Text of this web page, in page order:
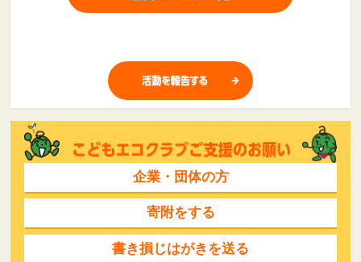
企業・団体の方
寄附をする
書き損じはがきを送る